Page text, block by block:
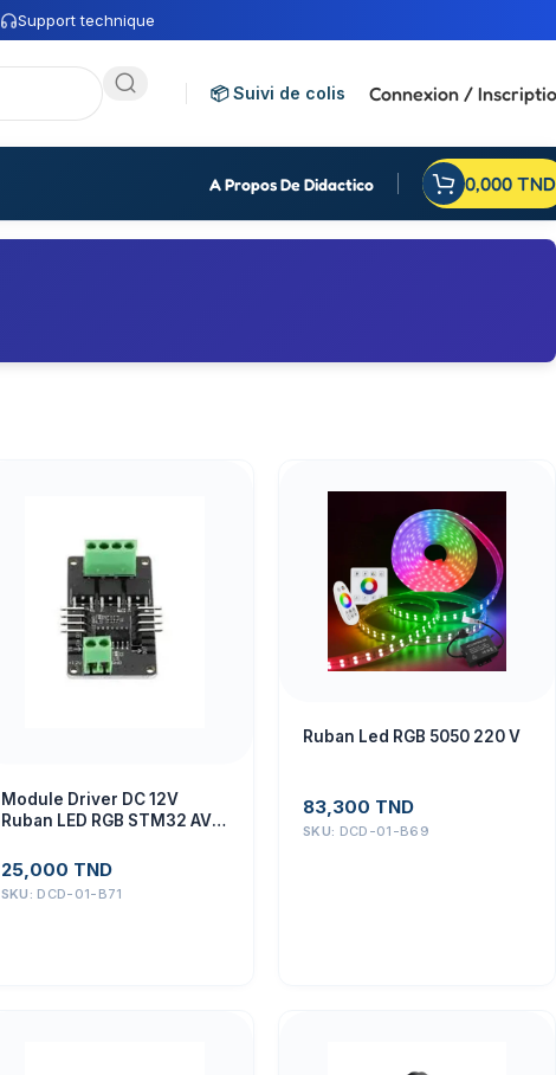
Support technique
📦 Suivi de colis Connexion /
A Propos De Didactico 0,000 TND
Module Driver DC 12V
Ruban LED RGB STM32 AVR
25,000 TND
SKU: DCD-01-B71
Ruban Led RGB 5050 220 V
83,300 TND
SKU: DCD-01-B69